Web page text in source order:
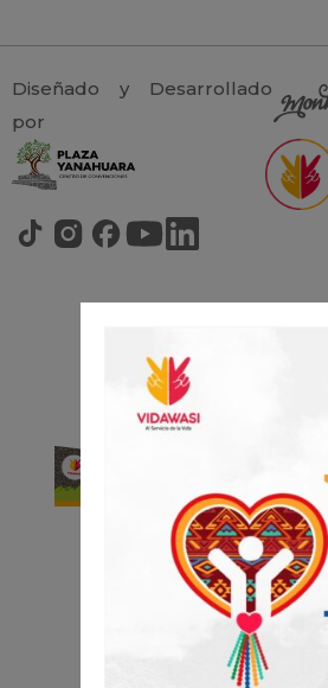
Diseñado y Desarrollado
por